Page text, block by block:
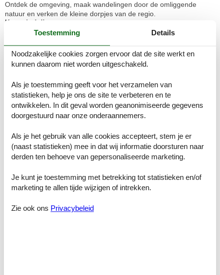
Ontdek de omgeving, maak wandelingen door de omliggende
natuur en verken de kleine dorpjes van de regio.
Kamerindeling
Vakantiewoning
Slaapkamer, 10 m², 2 personen
Stapelbed
Slaapkamer, 19 m², 4 personen
Slaapkamer, 20 m², 2 personen
Tweepersoonsbed
Tweepersoonsbed
Slaapkamer, 25 m², 2 personen
Tweepersoonsbed
Badkamer, 6 m²
Warm en koud water, Bad
Badkamer, 3 m²
Toestemming Details
Noodzakelijke cookies zorgen ervoor dat de site werkt en
kunnen daarom niet worden uitgeschakeld.
Als je toestemming geeft voor het verzamelen van
statistieken, help je ons de site te verbeteren en te
ontwikkelen. In dit geval worden geanonimiseerde gegevens
doorgestuurd naar onze onderaannemers.
Als je het gebruik van alle cookies accepteert, stem je er
(naast statistieken) mee in dat wij informatie doorsturen naar
derden ten behoeve van gepersonaliseerde marketing.
Je kunt je toestemming met betrekking tot statistieken en/of
marketing te allen tijde wijzigen of intrekken.
Zie ook ons Privacybeleid